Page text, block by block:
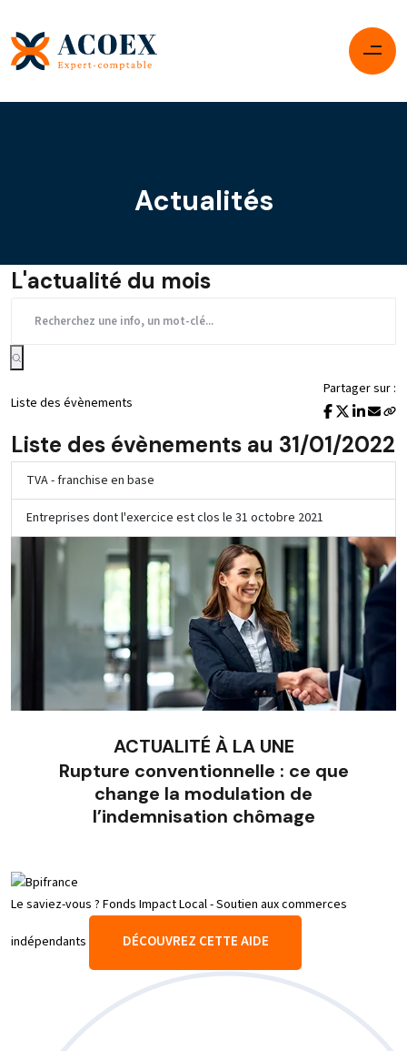
Actualités
L'actualité du mois
Liste des évènements
Partager sur :
Liste des évènements au 31/01/2022
TVA - franchise en base
Entreprises dont l'exercice est clos le 31 octobre 2021
ACTUALITÉ À LA UNE
Rupture conventionnelle : ce que
change la modulation de
l’indemnisation chômage
Le saviez-vous ? Fonds Impact Local - Soutien aux commerces
indépendants DÉCOUVREZ CETTE AIDE